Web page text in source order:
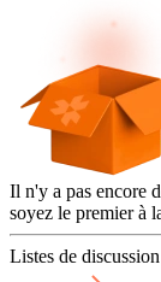
Il n'y a pas encore
soyez le premier à
Listes de discussion